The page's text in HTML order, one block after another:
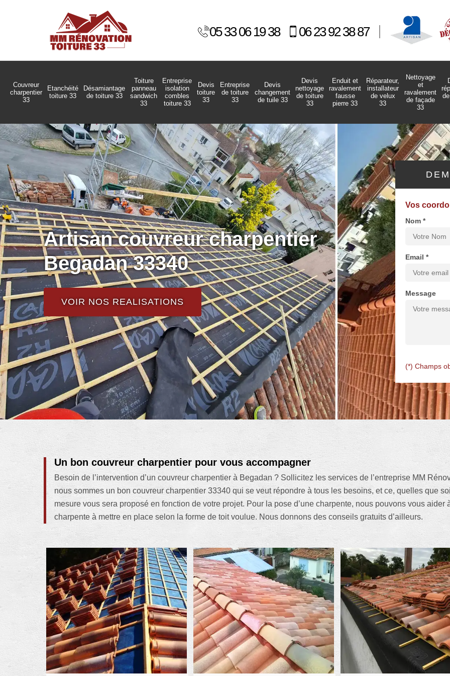
05 33 06 19 38 06 23 92 38 87
Couvreur
charpentier
33
Etanchéité
toiture 33
Désamiantage
de toiture 33
Toiture
panneau
sandwich
33
Entreprise
isolation
combles
toiture 33
Devis
toiture
33
Entreprise
de toiture
33
Devis
changement
de tuile 33
Devis
nettoyage
de toiture
33
Enduit et
ravalement
fausse
pierre 33
Réparateur,
installateur
de velux
33
Nettoyage
et
ravalement
de façade
33
Artisan couvreur charpentier
Begadan 33340
VOIR NOS REALISATIONS
Vos
Nom *
Email *
Message
(*) Champs
Un bon couvreur charpentier pour vous accompagner
Besoin de l’intervention d’un couvreur charpentier à Begadan ? Sollicitez les services de l’entreprise MM
nous sommes un bon couvreur charpentier 33340 qui se veut répondre à tous les besoins, et ce, quelles que
mesure vous sera proposé en fonction de votre projet. Pour la pose d’une charpente, nous pouvons vous
charpente à mettre en place selon la forme de toit voulue. Nous donnons des conseils gratuits d’ailleurs.